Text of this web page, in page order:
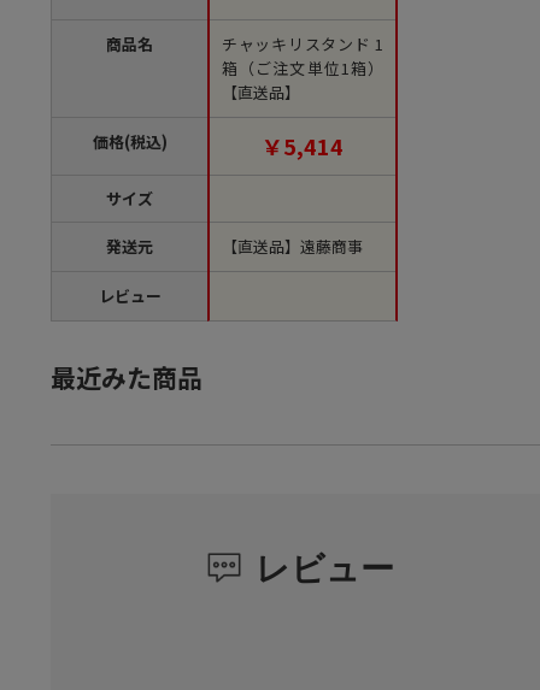
商品名
価格(税込)
サイズ
発送元
レビュー
チャッキリスタンド 1
箱（ご注文単位1箱）
【直送品】
￥5,414
【直送品】遠藤商事
最近みた商品
レビュー